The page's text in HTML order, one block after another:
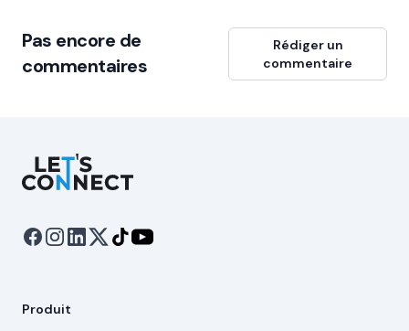
Pas encore de
commentaires
Rédiger un
commentaire
Let's Connect
Produit